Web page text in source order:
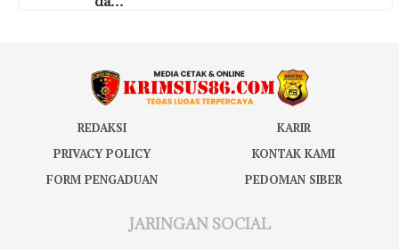
REDAKSI
KARIR
PRIVACY POLICY
KONTAK KAMI
FORM PENGADUAN
PEDOMAN SIBER
JARINGAN SOCIAL